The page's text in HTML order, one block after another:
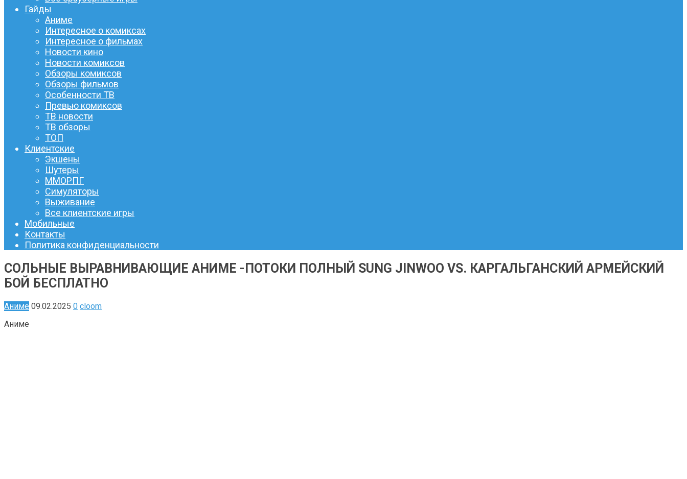
Гайды
Аниме
Интересное о комиксах
Интересное о фильмах
Новости кино
Новости комиксов
Обзоры комиксов
Обзоры фильмов
Особенности ТВ
Превью комиксов
ТВ новости
ТВ обзоры
ТОП
Клиентские
Экшены
Шутеры
ММОРПГ
Симуляторы
Выживание
Все клиентские игры
Мобильные
Контакты
Политика конфиденциальности
СОЛЬНЫЕ ВЫРАВНИВАЮЩИЕ АНИМЕ -ПОТОКИ ПОЛНЫЙ SUNG JINWOO VS. КАРГАЛЬГАНСКИЙ АРМЕЙСКИЙ
БОЙ БЕСПЛАТНО
Аниме 09.02.2025 0 cloom
Аниме